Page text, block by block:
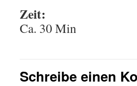
Zeit:
Ca. 30 Min
Schreibe einen
This plugin created bymemory cards